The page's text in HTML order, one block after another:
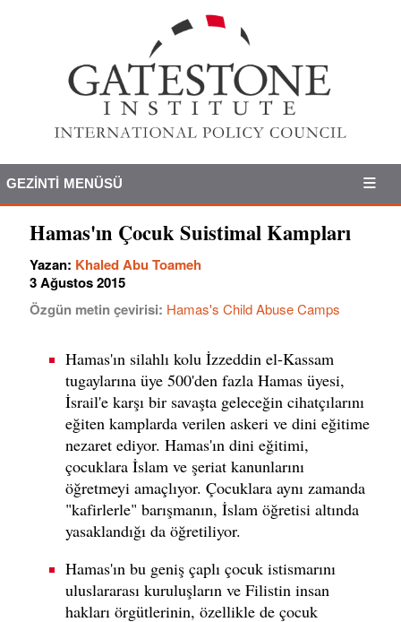
GEZINTI MENÜSÜ
Hamas'ın Çocuk Suistimal Kampları
Yazan: Khaled Abu Toameh
3 Ağustos 2015
Özgün metin çevirisi: Hamas's Child Abuse Camps
Hamas'ın silahlı kolu İzzeddin el-Kassam
tugaylarına üye 500'den fazla Hamas üyesi,
İsrail'e karşı bir savaşta geleceğin cihatçılarını
eğiten kamplarda verilen askeri ve dini eğitime
nezaret ediyor. Hamas'ın dini eğitimi,
çocuklara İslam ve şeriat kanunlarını
öğretmeyi amaçlıyor. Çocuklara aynı zamanda
"kafirlerle" barışmanın, İslam öğretisi altında
yasaklandığı da öğretiliyor.
Hamas'ın bu geniş çaplı çocuk istismarını
uluslararası kuruluşların ve Filistin insan
hakları örgütlerinin, özellikle de çocuk